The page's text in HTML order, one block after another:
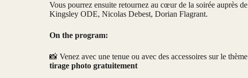
Vous pourrez ensuite retournez au cœur de la soirée auprès
Kingsley ODE, Nicolas Debest, Dorian Flagrant.
On the program:
📸 Venez avec une tenue ou avec des accessoiressur le
tirage photo gratuitement